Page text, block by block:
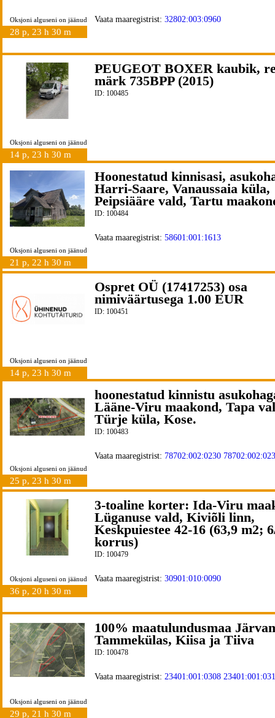
Oksjoni alguseni on jäänud
28 p, 23 h 30 m
Vaata maaregistrist: 32802:003:0960
Oksjoni alguseni on jäänud
14 p, 23 h 30 m
PEUGEOT BOXER kaubik,
märk 735BPP (2015)
ID: 100485
Oksjoni alguseni on jäänud
21 p, 22 h 30 m
Hoonestatud kinnisasi,
Harri-Saare, Vanaussaia küla,
Peipsiääre vald, Tartu
ID: 100484
Vaata maaregistrist: 58601:001:1613
Oksjoni alguseni on jäänud
14 p, 23 h 30 m
Ospret OÜ (17417253) osa
nimiväärtusega 1.00 EUR
ID: 100451
Oksjoni alguseni on jäänud
25 p, 23 h 30 m
hoonestatud kinnistu
Lääne-Viru maakond, Tapa
Türje küla, Kose.
ID: 100483
Vaata maaregistrist: 78702:002:0230
Oksjoni alguseni on jäänud
36 p, 20 h 30 m
3-toaline korter: Ida-Viru
Lüganuse vald, Kiviõli linn,
Keskpuiestee 42-16 (63,9 m2;
korrus)
ID: 100479
Vaata maaregistrist: 30901:010:0090
Oksjoni alguseni on jäänud
29 p, 21 h 30 m
100% maatulundusmaa
Tammekülas, Kiisa ja Tiiva
ID: 100478
Vaata maaregistrist: 23401:001:0308